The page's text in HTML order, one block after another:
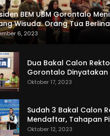
BEM UBM Gorontalo
Wisuda. Orang Tua
Menerima SKL dan
6, 2023
Dua Bakal Calon
Gorontalo Dinyatakan
Oktober 17, 2023
Sudah 3 Bakal Calon
Mendaftar, Tahapan
Gorontalo Makin Seru
Oktober 12, 2023